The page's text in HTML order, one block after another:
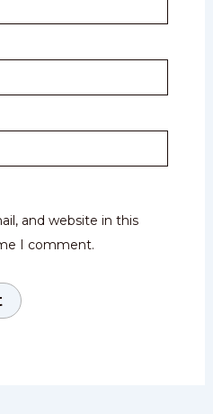
and website in this
I comment.